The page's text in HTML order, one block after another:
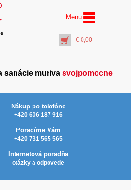
Menu
€ 0,00
sanácie muriva svojpomocne
Nákup po telefóne
+420 606 187 916
Poradíme Vám
+420 731 565 565
Internetová poradňa
otázky a odpovede
Pištoľ vytlačovacia na
kartuše 310 ml
€4,40